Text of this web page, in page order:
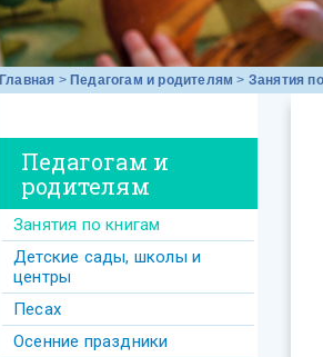
Главная > Педагогам и родителям > Занятия
Педагогам и
родителям
Занятия по книгам
Детские сады, школы и
центры
Песах
Осенние праздники